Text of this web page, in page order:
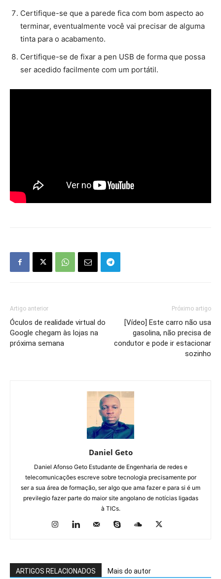
Certifique-se que a parede fica com bom aspecto ao
terminar, eventualmente você vai precisar de alguma
tinta para o acabamento.
Certifique-se de fixar a pen USB de forma que possa
ser acedido facilmente com um portátil.
Artigo anterior
Óculos de realidade virtual do
Google chegam às lojas na
próxima semana
Próximo artigo
[Vídeo] Este carro não usa
gasolina, não precisa de
condutor e pode ir estacionar
sozinho
Daniel Geto
Daniel Afonso Geto Estudante de Engenharia de redes e
telecomunicações escreve sobre tecnologia precisamente por
ser a sua área de formação, ser algo que ama fazer e para si é um
previlegio fazer parte do maior site angolano de notícias ligadas
à TICs.
ARTIGOS RELACIONADOS Mais do autor